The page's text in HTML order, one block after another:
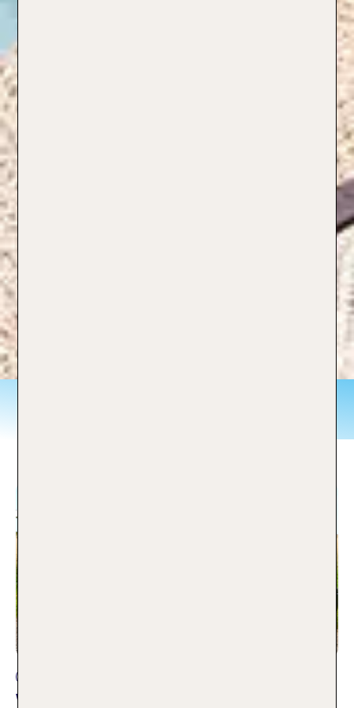
Welcher Koffer passt am besten zu